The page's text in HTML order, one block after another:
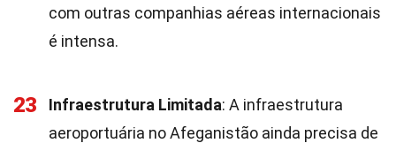
com outras companhias aéreas internacionais
é intensa.
23 Infraestrutura Limitada: A infraestrutura
aeroportuária no Afeganistão ainda precisa de